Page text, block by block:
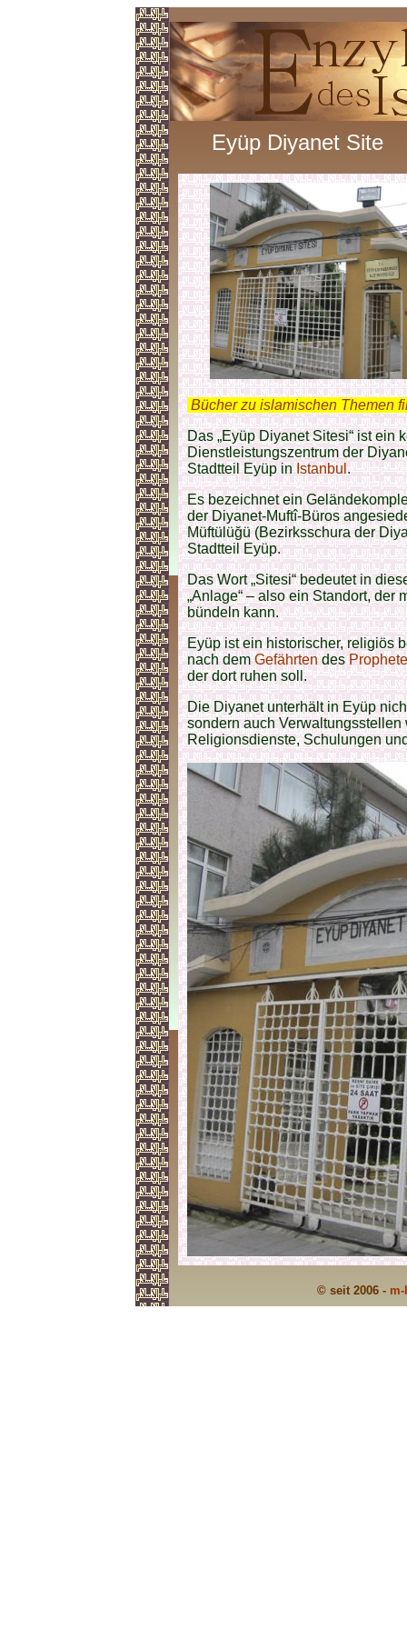
Eyüp Diyanet Site
Bücher zu islamischen Themen
Das „Eyüp Diyanet Sitesi“ ist ein
Dienstleistungszentrum der
Stadtteil Eyüp inIstanbul.
Es bezeichnet ein
der Diyanet-Muftî-Büros
Müftülüğü (Bezirksschura der
Stadtteil Eyüp.
Das Wort „Sitesi“ bedeutet in
„Anlage“ – also ein Standort, der
bündeln kann.
Eyüp ist ein historischer, religiös
nach demGefährtendes
der dort ruhen soll.
Die Diyanet unterhält in Eyüp
sondern auch
Religionsdienste, Schulungen
© seit 2006 -